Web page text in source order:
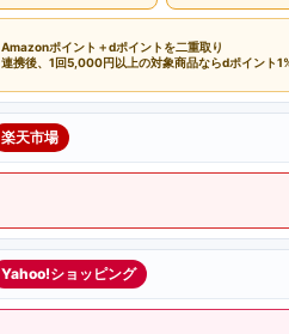
Amazonポイント＋dポイントを二重取り
連携後、1回5,000円以上の対象商品ならdポイント
楽天市場
Yahoo!ショッピング